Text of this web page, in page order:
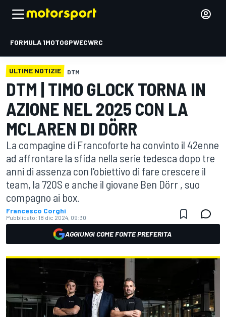
FORMULA 1MOTOGPWECWRC
ULTIME NOTIZIE DTM
DTM | TIMO GLOCK TORNA IN
AZIONE NEL 2025 CON LA
MCLAREN DI DÖRR
La compagine di Francoforte ha convinto il 42enne
ad affrontare la sfida nella serie tedesca dopo tre
anni di assenza con l'obiettivo di fare crescere il
team, la 720S e anche il giovane Ben Dörr , suo
compagno ai box.
Francesco Corghi
Pubblicato: 18 dic 2024, 09:30
AGGIUNGI COME FONTE PREFERITA